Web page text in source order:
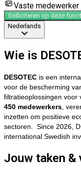
Vaste medewerker
Solliciteren op deze
Nederlands
Wie is
DESOTEC is een
voor de bescherming
filtratieoplossingen voor
450 medewerkers ,
inzetten om positieve
sectoren.
Since 2026,
international Swedish
Jouw taken &